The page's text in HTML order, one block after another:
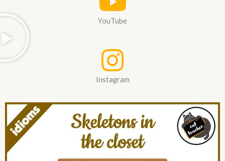
YouTube
Instagram